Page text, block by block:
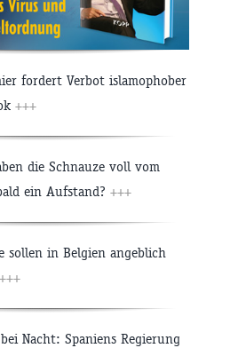
fordert Verbot islamophober
+++
die Schnauze voll vom
ein Aufstand? +++
sollen in Belgien angeblich
+++
Nacht: Spaniens Regierung